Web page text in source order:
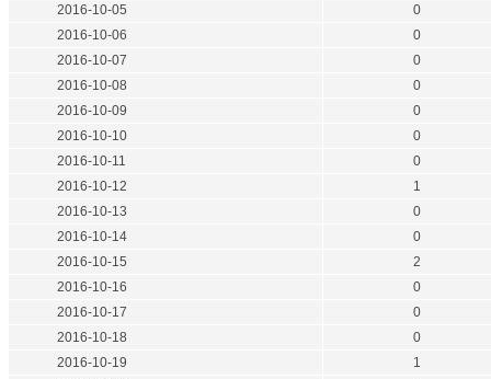
2016-10-05
0
2016-10-06
0
2016-10-07
0
2016-10-08
0
2016-10-09
0
2016-10-10
0
2016-10-11
0
2016-10-12
1
2016-10-13
0
2016-10-14
0
2016-10-15
2
2016-10-16
0
2016-10-17
0
2016-10-18
0
2016-10-19
1